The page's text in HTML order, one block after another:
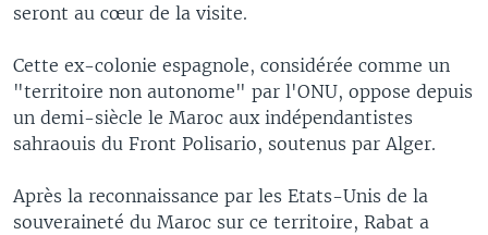
seront au cœur de la visite.
Cette ex-colonie espagnole, considérée comme un
"territoire non autonome" par l'ONU, oppose depuis
un demi-siècle le Maroc aux indépendantistes
sahraouis du Front Polisario, soutenus par Alger.
Après la reconnaissance par les Etats-Unis de la
souveraineté du Maroc sur ce territoire, Rabat a